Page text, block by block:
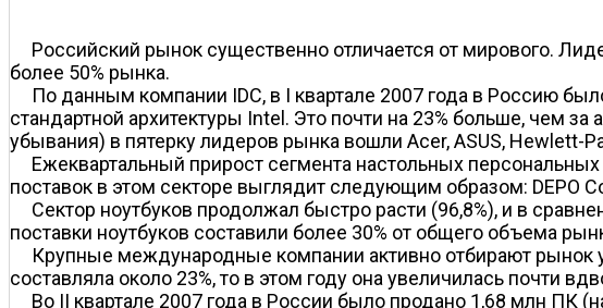
Российский рынок существенно отличается от мирового.
более 50% рынка.
По данным компании IDC, в I квартале 2007 года в Россию
стандартной архитектуры Intel. Это почти на 23% больше, чем
убывания) в пятерку лидеров рынка вошли Acer, ASUS, Hewlett-
Ежеквартальный прирост сегмента настольных
поставок в этом секторе выглядит следующим образом: DEPO
Сектор ноутбуков продолжал быстро расти (96,8%), и в
поставки ноутбуков составили более 30% от общего объема
Крупные международные компании активно отбирают рынок
составляла около 23%, то в этом году она увеличилась почти
Во II квартале 2007 года в России было продано 1,68 млн ПК